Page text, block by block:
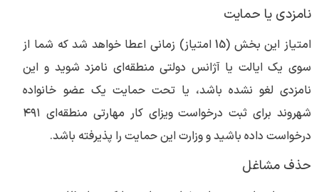
نامزدی یا حمایت
امتیاز این بخش (15 امتیاز) زمانی اعطا خواهد شد که شما از
سوی یک ایالت یا آژانس دولتی منطقه‌ای نامزد شوید و این
نامزدی لغو نشده باشد، یا تحت حمایت یک عضو خانواده
شهروند برای ثبت درخواست ویزای کار مهارتی منطقه‌ای ۴۹۱
درخواست داده باشید و وزارت این حمایت را پذیرفته باشد.
حذف مشاغل